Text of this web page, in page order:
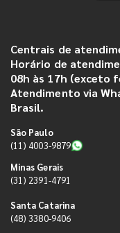
Centrais de
Horário de
08h às 17h (exceto
Atendimento via
Brasil.
São Paulo
(11) 4003-9879
Minas Gerais
(31) 2391-4791
Santa Catarina
(48) 3380-9406